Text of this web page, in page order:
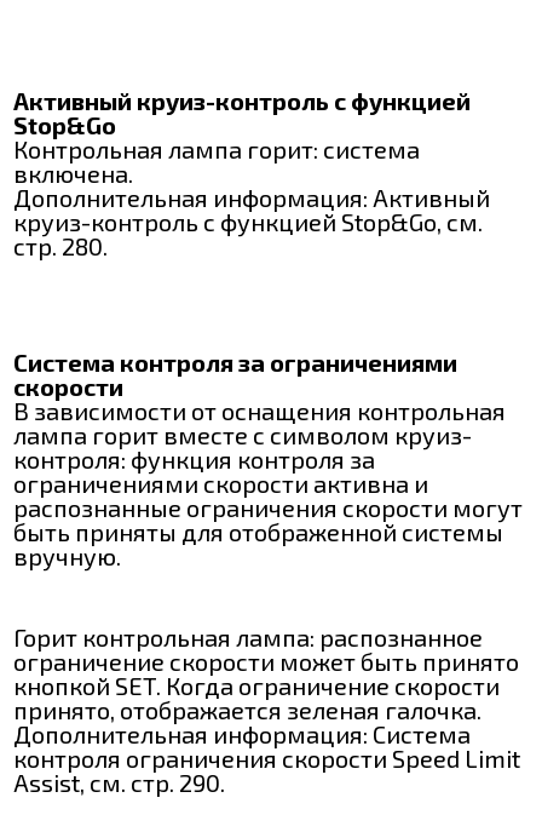
Активный круиз-контроль с функцией
Stop&Go
Контрольная лампа горит: система
включена.
Дополнительная информация: Активный
круиз-контроль с функцией Stop&Go, см.
стр. 280.
Система контроля за ограничениями
скорости
В зависимости от оснащения контрольная
лампа горит вместе с символом круиз-
контроля: функция контроля за
ограничениями скорости активна и
распознанные ограничения скорости могут
быть приняты для отображенной системы
вручную.
Горит контрольная лампа: распознанное
ограничение скорости может быть принято
кнопкой SET. Когда ограничение скорости
принято, отображается зеленая галочка.
Дополнительная информация: Система
контроля ограничения скорости Speed Limit
Assist, см. стр. 290.